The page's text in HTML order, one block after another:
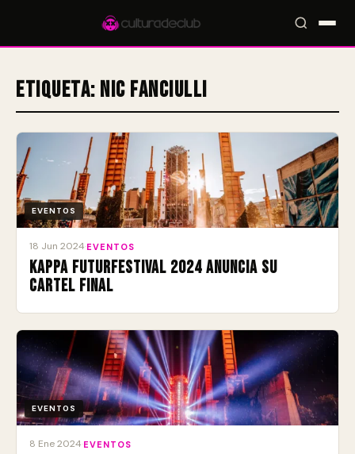
Accesos rápidos:🎪 Eventos 🎤 Artistas📍 Locales📰 Radar
Etiqueta: Nic Fanciulli
EVENTOS
18 Jun 2024 EVENTOS
Kappa FuturFestival 2024 anuncia su
cartel final
EVENTOS
8 Ene 2024 EVENTOS